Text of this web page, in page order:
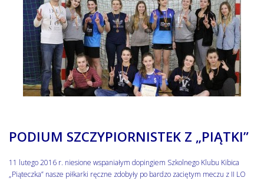
PODIUM SZCZYPIORNISTEK Z „PIĄTKI”
11 lutego 2016 r. niesione wspaniałym dopingiem Szkolnego Klubu Kibica
„Piąteczka” nasze piłkarki ręczne zdobyły po bardzo zaciętym meczu z II LO